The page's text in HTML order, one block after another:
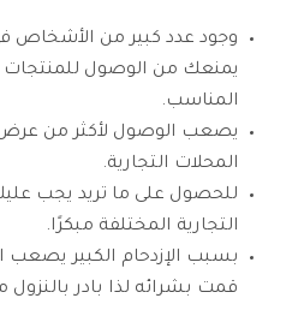
وجود عدد كبير من الأشخاص
يمنعك من الوصول للمنتجات
المناسب.
يصعب الوصول لأكثر من عرض
المحلات التجارية.
للحصول على ما تريد يجب
التجارية المختلفة مبكرًا.
بسبب الإزدحام الكبير يصعب
قمت بشرائه لذا بادر بالنزول